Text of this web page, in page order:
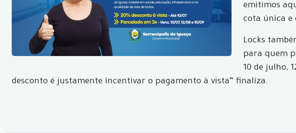
emitimos
cota única e
Locks
para quem
10 de julho,
desconto é justamente incentivar o pagamento à vista” finaliza.